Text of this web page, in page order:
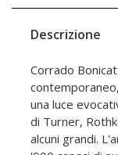
Descrizione
Corrado
una luce
di Turner,
alcuni grandi.